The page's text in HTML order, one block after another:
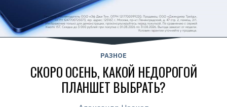
РАЗНОЕ
СКОРО ОСЕНЬ, КАКОЙ НЕДОРОГОЙ
ПЛАНШЕТ ВЫБРАТЬ?